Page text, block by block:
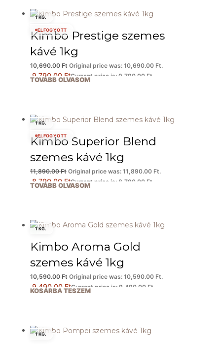
1 KG.
ELFOGYOTT
Kimbo Prestige szemes
kávé 1kg
10,690.00Ft Original price was: 10,690.00 Ft.
9,790.00FtCurrent price is: 9,790.00 Ft.
TOVÁBB OLVASOM
1 KG.
ELFOGYOTT
Kimbo Superior Blend
szemes kávé 1kg
11,890.00Ft Original price was: 11,890.00 Ft.
8,790.00FtCurrent price is: 8,790.00 Ft.
TOVÁBB OLVASOM
1 KG.
Kimbo Aroma Gold
szemes kávé 1kg
10,590.00Ft Original price was: 10,590.00 Ft.
9,490.00FtCurrent price is: 9,490.00 Ft.
KOSÁRBA TESZEM
1 KG.